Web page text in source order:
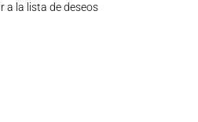
a la lista de deseos